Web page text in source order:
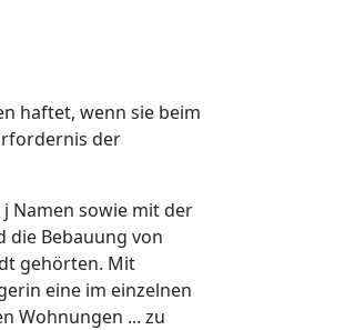
haftet, wenn sie beim
der
Namen sowie mit der
die Bebauung von
gehörten. Mit
eine im einzelnen
Wohnungen ... zu